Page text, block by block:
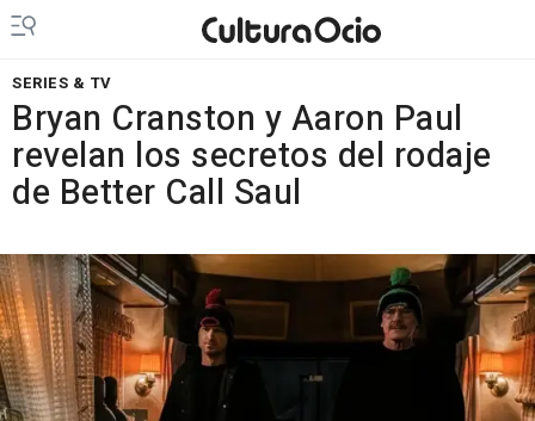
SERIES & TV
Bryan Cranston y Aaron Paul
revelan los secretos del rodaje
de Better Call Saul